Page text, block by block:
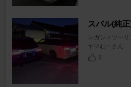
スバル(純
レガシィツーリ
ヤマむーさん
8